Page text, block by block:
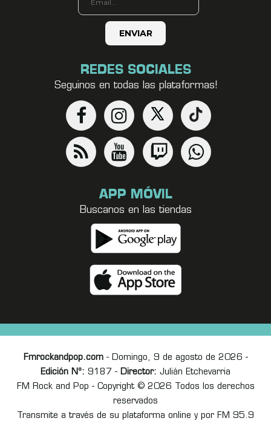
REDES SOCIALES
Seguinos en todas las plataformas!
APP MÓVIL
Buscanos en las tiendas
Fmrockandpop.com- Domingo, 9 de agosto de 2026 -
Edición Nº: 9187 - Director: Julián Etchevarria
FM Rock and Pop - Copyright © 2026 Todos los derechos
reservados
Transmite a través de su plataforma online y por FM 95.9